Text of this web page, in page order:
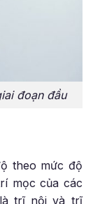
đoạn đầu
theo mức độ
mọc của các
trĩ nội và trĩ